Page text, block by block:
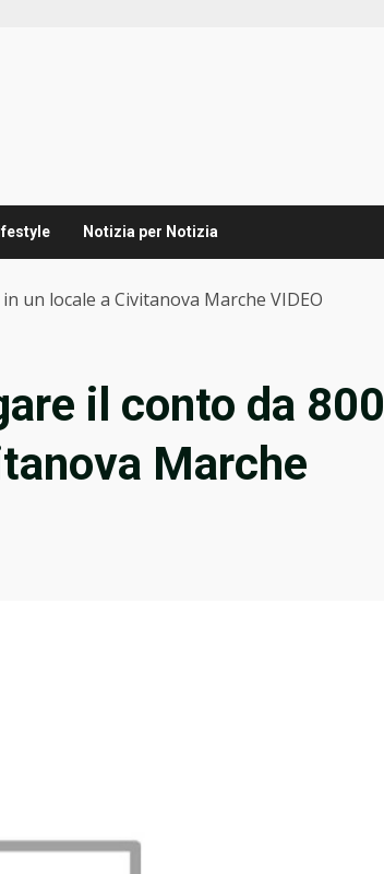
Notizia per Notizia
un locale a Civitanova Marche VIDEO
il conto da 800
Marche